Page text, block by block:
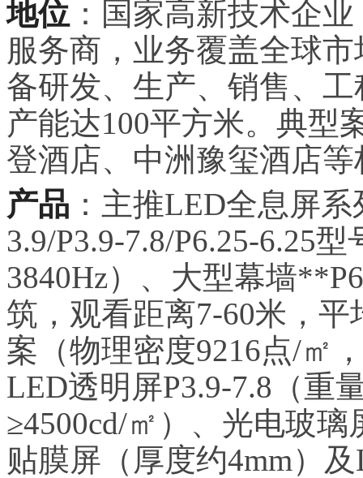
地位 ：国家高新技术企
服务商，业务覆盖全球
备研发、生产、销售、
产能达100平方米。典型
登酒店、中洲豫玺酒店
产品 ：主推LED全息屏
3.9/P3.9-7.8/P6.25-6.25
3840Hz）、大型幕墙
筑，观看距离7-60米，平
案（物理密度9216点/㎡
LED透明屏P3.9-7.8（重
≥4500cd/㎡）、光电玻
贴膜屏（厚度约4mm）